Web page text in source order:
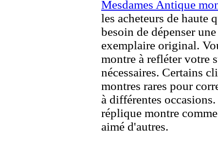
Mesdames Antique
les acheteurs de haute
besoin de dépenser
exemplaire original.
montre à refléter votre
nécessaires. Certains
montres rares pour
à différentes
réplique montre
aimé d'autres.